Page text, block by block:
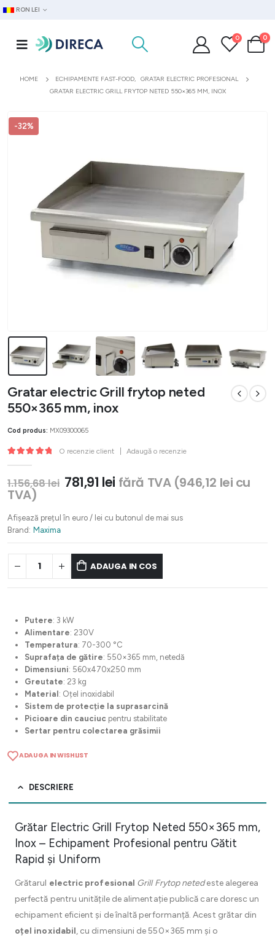
RON LEI
0 0
HOME ECHIPAMENTE FAST-FOOD,
GRATAR ELECTRIC PROFESIONAL
GRATAR ELECTRIC GRILL FRYTOP NETED 550×365 MM, INOX
-32%
Gratar electric Grill frytop neted
550×365 mm, inox
Cod produs: MX09300065
O recenzie client Adaugă o recenzie
1.156,68lei Prețul
inițial
fost:
781,91 lei Prețul
781,91 lei.
fără TVA (946,12 lei cu
TVA)
Afișează prețul în euro / lei cu butonul de mai sus
Brand: Maxima
ADAUGA IN COS
Putere: 3 kW
Alimentare: 230V
Temperatura: 70-300 °C
Suprafața de gătire: 550×365 mm, netedă
Dimensiuni: 560x470x250 mm
Greutate: 23 kg
Material: Oțel inoxidabil
Sistem de protecție la suprasarcină
Picioare din cauciucpentru stabilitate
Sertar pentru colectarea grăsimii
ADAUGA IN WISHLIST
DESCRIERE
Grătar Electric Grill Frytop Neted 550×365 mm,
Inox – Echipament Profesional pentru Gătit
Rapid și Uniform
Grătarul electric profesional Grill Frytop netedeste alegerea
perfectă pentru unitățile de alimentație publică care doresc un
echipament eficient și de înaltă performanță. Acest grătar din
oțel inoxidabil, cu dimensiuni de 550×365 mm și o